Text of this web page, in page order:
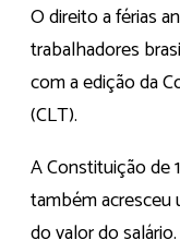
O direito a férias
trabalhadores
com a edição da
(CLT).
A Constituição de
também acresceu
do valor do salário.